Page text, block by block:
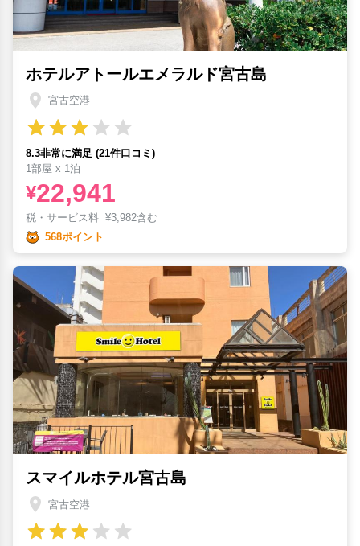
ホテルアトールエメラルド宮古島
宮古空港
8.3非常に満足 (21件口コミ)
1部屋 x 1泊
¥22,941
税・サービス料 ¥3,982含む
568ポイント
スマイルホテル宮古島
宮古空港